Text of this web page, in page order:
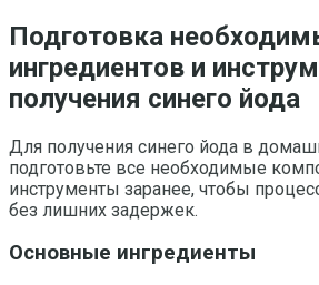
Подготовка
ингредиентов и
получения синего йода
Для получения синего йода в
подготовьте все необходимые
инструменты заранее, чтобы
без лишних задержек.
Основные ингредиенты